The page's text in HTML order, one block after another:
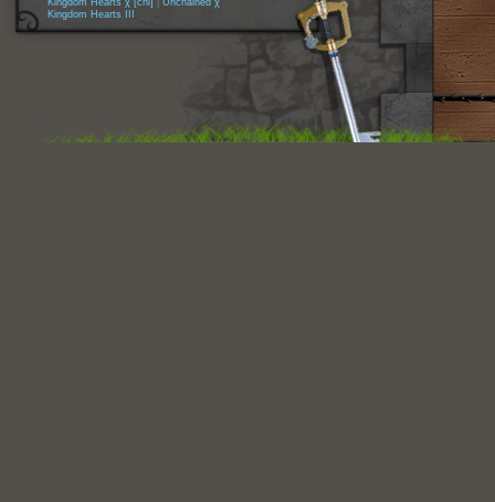
Kingdom Hearts χ [chi]
Unchained χ
Kingdom Hearts III